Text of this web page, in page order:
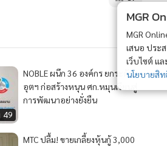
49
NOBLE ผนึก 36 องค์กร ยกระดับ
อุตฯ ก่อสร้างหนุน ศก.หมุนเวียนสู่
การพัฒนาอย่างยั่งยืน
MTC ปลื้ม! ขายเกลี้ยงหุ้นกู้ 3,000
MGR
MGR
เสนอ ปร
เว็บไซต์ แ
นโยบายสิ